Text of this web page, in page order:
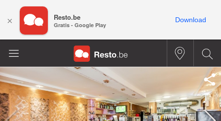
× Resto.be
Gratis - Google Play
Download